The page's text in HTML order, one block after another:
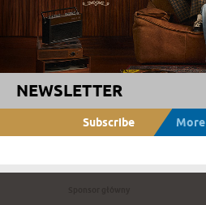
NEWSLETTER
Subscribe More